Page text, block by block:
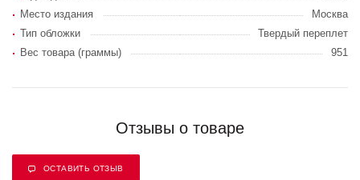
Место издания
Москва
Тип обложки
Твердый переплет
Вес товара (граммы)
951
Отзывы о товаре
ОСТАВИТЬ ОТЗЫВ